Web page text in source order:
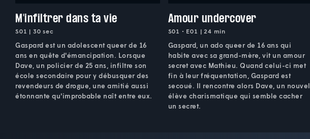
M'infiltrer dans ta vie
S01 | 30 sec
Gaspard est un adolescent queer de 16
ans en quête d'émancipation. Lorsque
Dave, un policier de 25 ans, infiltre son
école secondaire pour y débusquer des
revendeurs de drogue, une amitié aussi
étonnante qu'improbable naît entre eux.
Amour undercover
S01 • E01 | 24 min
Gaspard, un ado queer de 16 ans qui
habite avec sa grand-mère, vit un amour
secret avec Mathieu. Quand celui-ci met
fin à leur fréquentation, Gaspard est
secoué. Il rencontre alors Dave, un nouvel
élève charismatique qui semble cacher
un secret.